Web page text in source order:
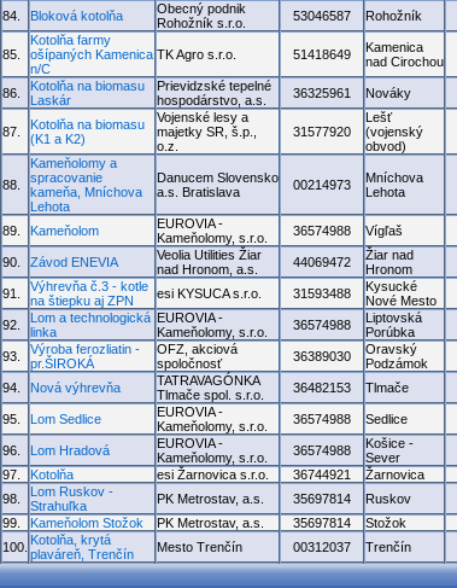
84. Bloková kotolňa
Obecný podnik
Rohožník s.r.o.
53046587 Rohožník
85.
Kotolňa farmy
ošípaných Kamenica
n/C
TK Agro s.r.o. 51418649
Kamenica
nad Cirochou
86.
Kotolňa na biomasu
Laskár
Prievidzské tepelné
hospodárstvo, a.s.
36325961 Nováky
87.
Kotolňa na biomasu
(K1 a K2)
Vojenské lesy a
majetky SR, š.p.,
o.z.
31577920
Lešť
(vojenský
obvod)
88.
Kameňolomy a
spracovanie
kameňa, Mníchova
Lehota
Danucem Slovensko
a.s. Bratislava
00214973
Mníchova
Lehota
89. Kameňolom
EUROVIA -
Kameňolomy, s.r.o.
36574988 Vígľaš
90. Závod ENEVIA
Veolia Utilities Žiar
nad Hronom, a.s.
44069472
Žiar nad
Hronom
91.
Výhrevňa č.3 - kotle
na štiepku aj ZPN
esi KYSUCA s.r.o. 31593488
Kysucké
Nové Mesto
92.
Lom a technologická
linka
EUROVIA -
Kameňolomy, s.r.o.
36574988
Liptovská
Porúbka
93.
Výroba ferozliatin -
pr.ŠIROKÁ
OFZ, akciová
spoločnosť
36389030
Oravský
Podzámok
94. Nová výhrevňa
TATRAVAGÓNKA
Tlmače spol. s.r.o.
36482153 Tlmače
95. Lom Sedlice
EUROVIA -
Kameňolomy, s.r.o.
36574988 Sedlice
96. Lom Hradová
EUROVIA -
Kameňolomy, s.r.o.
36574988
Košice -
Sever
97.
Kotolňa esi Žarnovica s.r.o. 36744921 Žarnovica
98.
Lom Ruskov -
Strahuľka
PK Metrostav, a.s. 35697814 Ruskov
99.
Kameňolom Stožok PK Metrostav, a.s. 35697814 Stožok
100. Kotolňa, krytá
plaváreň, Trenčín
Mesto Trenčín 00312037 Trenčín